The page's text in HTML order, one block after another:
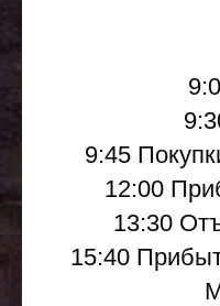
9:45
12:00
13:30
15:40